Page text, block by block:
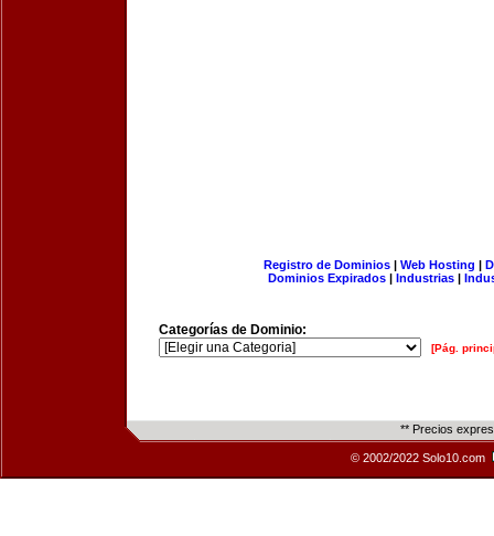
Registro de Dominios| Web Hosting |
Dominios Expirados | Industrias |
Categorías de Dominio:
[Pág.
** Precios
© 2002/2022 Solo10.com